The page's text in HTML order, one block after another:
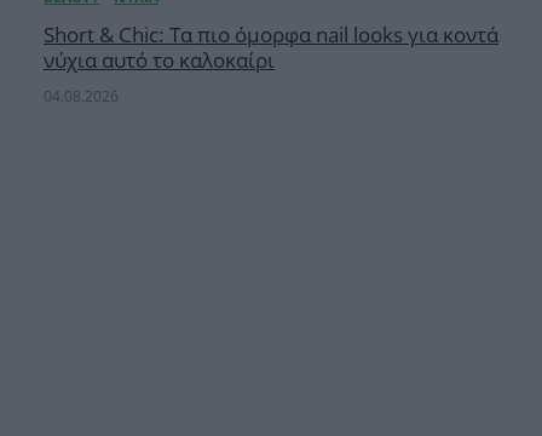
Short & Chic: Τα πιο όμορφα nail looks για κοντά
νύχια αυτό το καλοκαίρι
04.08.2026